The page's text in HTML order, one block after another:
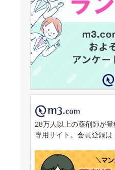
28万人以上の薬剤師が
専用サイト。会員登録は